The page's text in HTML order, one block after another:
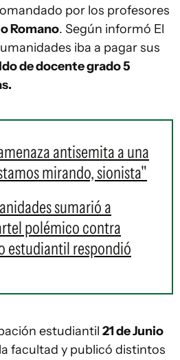
por los profesores
Romano. Según informó El
iba a pagar sus
de docente grado 5
antisemita a una
mirando, sionista"
sumarió a
polémico contra
estudiantil respondió
estudiantil 21 de Junio
facultad y publicó distintos